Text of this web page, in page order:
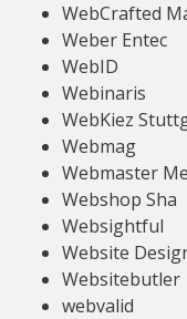
WebCrafted
Weber Entec
WebID
Webinaris
WebKiez
Webmag
Webmaster
Webshop Sha
Websightful
Website
Websitebutler
webvalid